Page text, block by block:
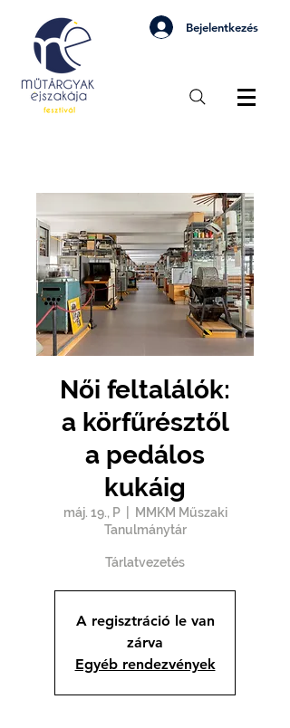
Bejelentkezés
Női feltalálók:
a körfűrésztől
a pedálos
kukáig
máj. 19., P
  |
MMKM Műszaki
Tanulmánytár
Tárlatvezetés
A regisztráció le van
zárva
Egyéb rendezvények